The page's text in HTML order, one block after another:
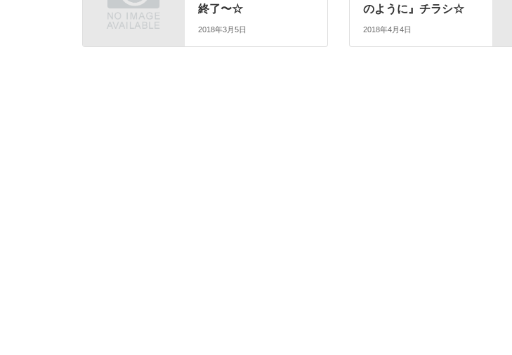
終了〜☆
2018年3月5日
のように』チラシ☆
2018年4月4日